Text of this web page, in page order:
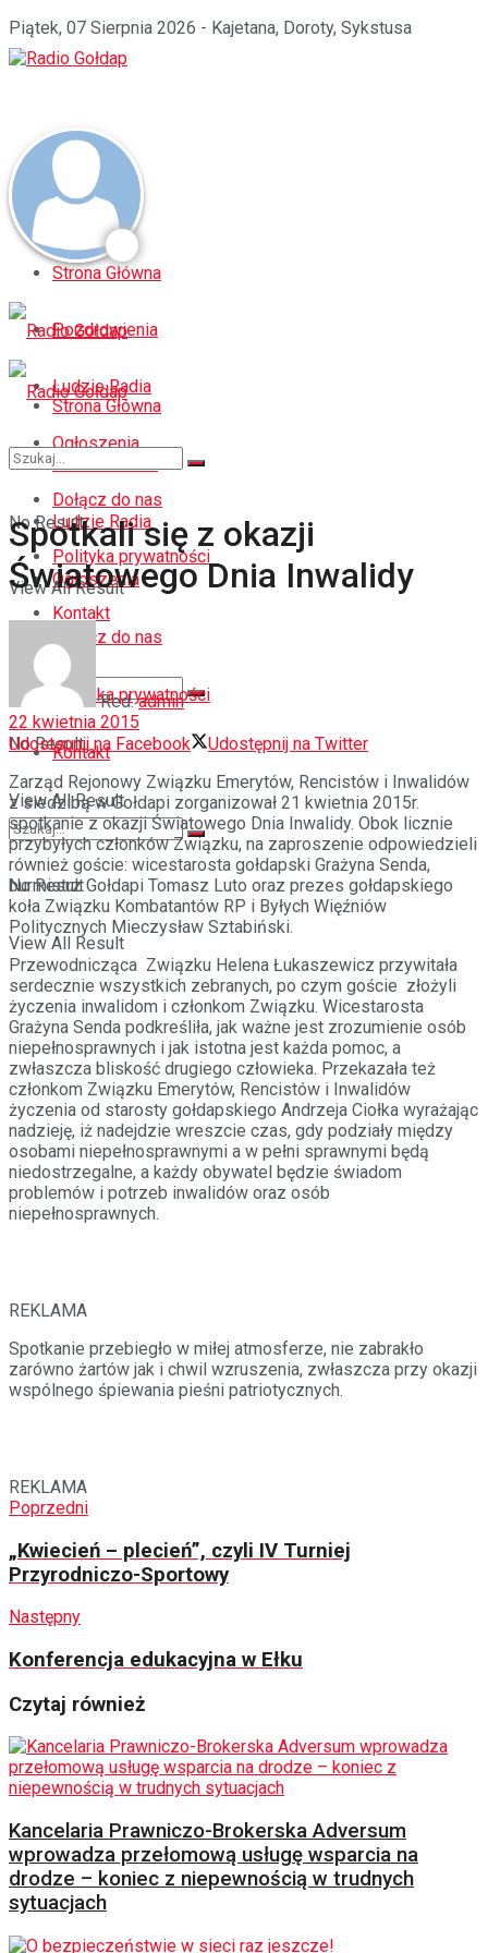
Piątek, 07 Sierpnia 2026 - Kajetana, Doroty, Sykstusa
Strona Główna
Pozdrowienia
Ludzie Radia
Ogłoszenia
Dołącz do nas
Polityka prywatności
Kontakt
No Result
View All Result
Strona Główna
Pozdrowienia
Ludzie Radia
Ogłoszenia
Dołącz do nas
Polityka prywatności
Kontakt
No Result
View All Result
No Result
View All Result
Spotkali się z okazji
Światowego Dnia Inwalidy
Red. admin
22 kwietnia 2015
Udostępnij na Facebook
Udostępnij na Twitter
Zarząd Rejonowy Związku Emerytów, Rencistów i Inwalidów
z siedzibą w Gołdapi zorganizował 21 kwietnia 2015r.
spotkanie z okazji Światowego Dnia Inwalidy. Obok licznie
przybyłych członków Związku, na zaproszenie odpowiedzieli
również goście: wicestarosta gołdapski Grażyna Senda,
burmistrz Gołdapi Tomasz Luto oraz prezes gołdapskiego
koła Związku Kombatantów RP i Byłych Więźniów
Politycznych Mieczysław Sztabiński.
Przewodnicząca Związku Helena Łukaszewicz przywitała
serdecznie wszystkich zebranych, po czym goście złożyli
życzenia inwalidom i członkom Związku. Wicestarosta
Grażyna Senda podkreśliła, jak ważne jest zrozumienie osób
niepełnosprawnych i jak istotna jest każda pomoc, a
zwłaszcza bliskość drugiego człowieka. Przekazała też
członkom Związku Emerytów, Rencistów i Inwalidów
życzenia od starosty gołdapskiego Andrzeja Ciołka wyrażając
nadzieję, iż nadejdzie wreszcie czas, gdy podziały między
osobami niepełnosprawnymi a w pełni sprawnymi będą
niedostrzegalne, a każdy obywatel będzie świadom
problemów i potrzeb inwalidów oraz osób
niepełnosprawnych.
REKLAMA
Spotkanie przebiegło w miłej atmosferze, nie zabrakło
zarówno żartów jak i chwil wzruszenia, zwłaszcza przy okazji
wspólnego śpiewania pieśni patriotycznych.
REKLAMA
Poprzedni
„Kwiecień – plecień”, czyli IV Turniej
Przyrodniczo-Sportowy
Następny
Konferencja edukacyjna w Ełku
Czytaj również
Kancelaria Prawniczo-Brokerska Adversum
wprowadza przełomową usługę wsparcia na
drodze – koniec z niepewnością w trudnych
sytuacjach